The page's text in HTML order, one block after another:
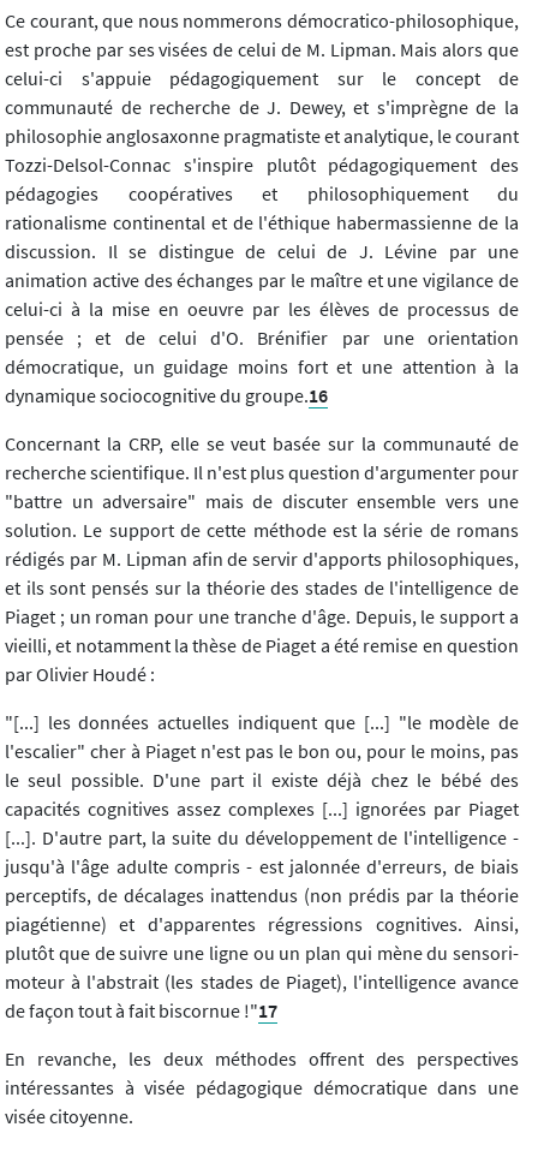
Ce courant, que nous nommerons démocratico-philosophique,
est proche par ses visées de celui de M. Lipman. Mais alors que
celui-ci s'appuie pédagogiquement sur le concept de
communauté de recherche de J. Dewey, et s'imprègne de la
philosophie anglosaxonne pragmatiste et analytique, le courant
Tozzi-Delsol-Connac s'inspire plutôt pédagogiquement des
pédagogies coopératives et philosophiquement du
rationalisme continental et de l'éthique habermassienne de la
discussion. Il se distingue de celui de J. Lévine par une
animation active des échanges par le maître et une vigilance de
celui-ci à la mise en oeuvre par les élèves de processus de
pensée ; et de celui d'O. Brénifier par une orientation
démocratique, un guidage moins fort et une attention à la
dynamique sociocognitive du groupe.16
Concernant la CRP, elle se veut basée sur la communauté de
recherche scientifique. Il n'est plus question d'argumenter pour
"battre un adversaire" mais de discuter ensemble vers une
solution. Le support de cette méthode est la série de romans
rédigés par M. Lipman afin de servir d'apports philosophiques,
et ils sont pensés sur la théorie des stades de l'intelligence de
Piaget ; un roman pour une tranche d'âge. Depuis, le support a
vieilli, et notamment la thèse de Piaget a été remise en question
par Olivier Houdé :
"[...] les données actuelles indiquent que [...] "le modèle de
l'escalier" cher à Piaget n'est pas le bon ou, pour le moins, pas
le seul possible. D'une part il existe déjà chez le bébé des
capacités cognitives assez complexes [...] ignorées par Piaget
[...]. D'autre part, la suite du développement de l'intelligence -
jusqu'à l'âge adulte compris - est jalonnée d'erreurs, de biais
perceptifs, de décalages inattendus (non prédis par la théorie
piagétienne) et d'apparentes régressions cognitives. Ainsi,
plutôt que de suivre une ligne ou un plan qui mène du sensori-
moteur à l'abstrait (les stades de Piaget), l'intelligence avance
de façon tout à fait biscornue !"17
En revanche, les deux méthodes offrent des perspectives
intéressantes à visée pédagogique démocratique dans une
visée citoyenne.